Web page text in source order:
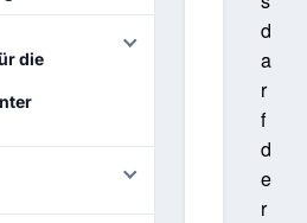
die
d
a
r
f
d
e
r